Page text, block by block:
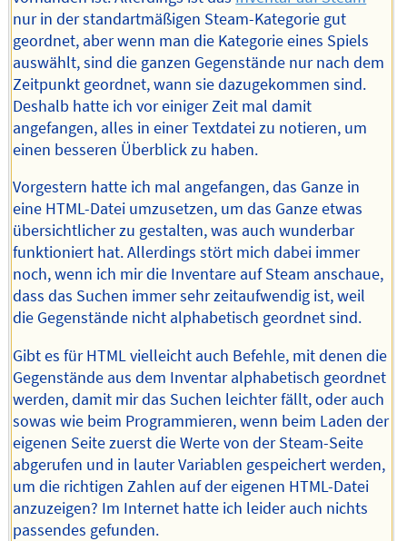
nur in der standartmäßigen Steam-Kategorie gut
geordnet, aber wenn man die Kategorie eines Spiels
auswählt, sind die ganzen Gegenstände nur nach dem
Zeitpunkt geordnet, wann sie dazugekommen sind.
Deshalb hatte ich vor einiger Zeit mal damit
angefangen, alles in einer Textdatei zu notieren, um
einen besseren Überblick zu haben.
Vorgestern hatte ich mal angefangen, das Ganze in
eine HTML-Datei umzusetzen, um das Ganze etwas
übersichtlicher zu gestalten, was auch wunderbar
funktioniert hat. Allerdings stört mich dabei immer
noch, wenn ich mir die Inventare auf Steam anschaue,
dass das Suchen immer sehr zeitaufwendig ist, weil
die Gegenstände nicht alphabetisch geordnet sind.
Gibt es für HTML vielleicht auch Befehle, mit denen die
Gegenstände aus dem Inventar alphabetisch geordnet
werden, damit mir das Suchen leichter fällt, oder auch
sowas wie beim Programmieren, wenn beim Laden der
eigenen Seite zuerst die Werte von der Steam-Seite
abgerufen und in lauter Variablen gespeichert werden,
um die richtigen Zahlen auf der eigenen HTML-Datei
anzuzeigen? Im Internet hatte ich leider auch nichts
passendes gefunden.